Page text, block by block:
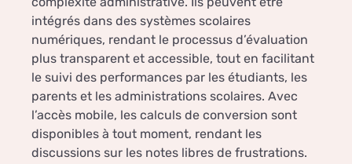
intégrés dans des systèmes scolaires
numériques, rendant le processus d’évaluation
plus transparent et accessible, tout en facilitant
le suivi des performances par les étudiants, les
parents et les administrations scolaires. Avec
l’accès mobile, les calculs de conversion sont
disponibles à tout moment, rendant les
discussions sur les notes libres de frustrations.